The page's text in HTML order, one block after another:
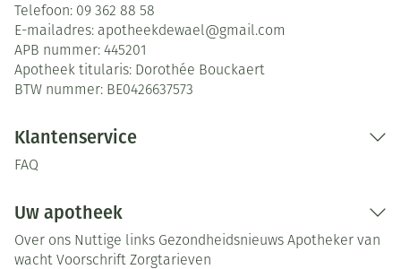
Telefoon: 09 362 88 58
E-mailadres: apotheekdewael@gmail.com
APB nummer: 445201
Apotheek titularis: Dorothée Bouckaert
BTW nummer: BE0426637573
Klantenservice
FAQ
Uw apotheek
Over ons Nuttige links Gezondheidsnieuws Apotheker van
wacht Voorschrift Zorgtarieven